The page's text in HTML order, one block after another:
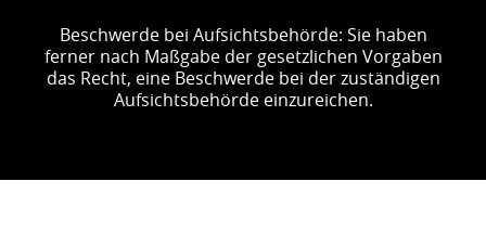
Beschwerde bei Aufsichtsbehörde: Sie haben
ferner nach Maßgabe der gesetzlichen Vorgaben
das Recht, eine Beschwerde bei der zuständigen
Aufsichtsbehörde einzureichen.